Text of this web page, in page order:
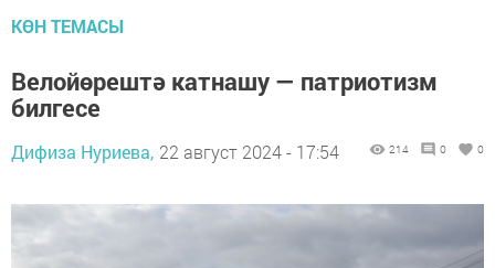
КӨН ТЕМАСЫ
Велойөрештә катнашу — патриотизм
билгесе
Дифиза Нуриева, 22 август 2024 - 17:54 214 0 0